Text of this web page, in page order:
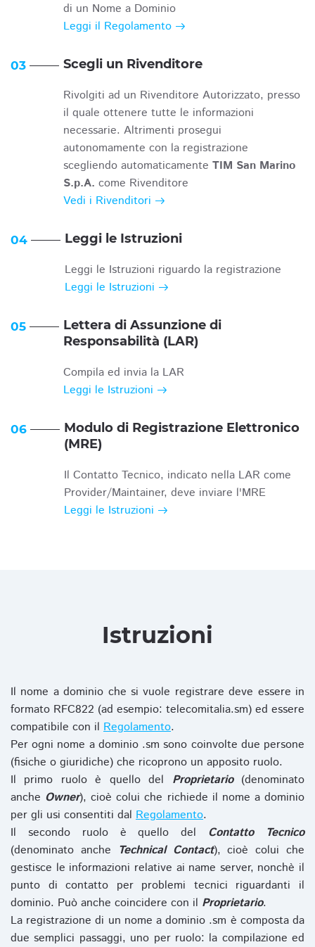
di un Nome a Dominio
Leggi il Regolamento
03 Scegli un Rivenditore
Rivolgiti ad un Rivenditore Autorizzato, presso
il quale ottenere tutte le informazioni
necessarie. Altrimenti prosegui
autonomamente con la registrazione
scegliendo automaticamente TIM San Marino
S.p.A. come Rivenditore
Vedi i Rivenditori
04 Leggi le Istruzioni
Leggi le Istruzioni riguardo la registrazione
Leggi le Istruzioni
05
Lettera di Assunzione di
Responsabilità (LAR)
Compila ed invia la LAR
Leggi le Istruzioni
06
Modulo di Registrazione Elettronico
(MRE)
Il Contatto Tecnico, indicato nella LAR come
Provider/Maintainer, deve inviare l'MRE
Leggi le Istruzioni
Istruzioni
Il nome a dominio che si vuole registrare deve essere in
formato RFC822 (ad esempio: telecomitalia.sm) ed essere
compatibile con il Regolamento.
Per ogni nome a dominio .sm sono coinvolte due persone
(fisiche o giuridiche) che ricoprono un apposito ruolo.
Il primo ruolo è quello del Proprietario(denominato
anche Owner), cioè colui che richiede il nome a dominio
per gli usi consentiti dal Regolamento.
Il secondo ruolo è quello del Contatto Tecnico
(denominato anche Technical Contact), cioè colui che
gestisce le informazioni relative ai name server, nonchè il
punto di contatto per problemi tecnici riguardanti il
dominio. Può anche coincidere con il Proprietario.
La registrazione di un nome a dominio .sm è composta da
due semplici passaggi, uno per ruolo: la compilazione ed